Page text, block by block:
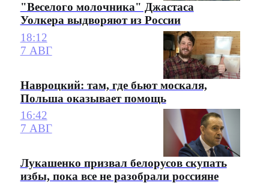
"Веселого молочника" Джастаса
Уолкера выдворяют из России
18:12
7 АВГ
Навроцкий: там, где бьют москаля,
Польша оказывает помощь
16:42
7 АВГ
Лукашенко призвал белорусов скупать
избы, пока все не разобрали россияне